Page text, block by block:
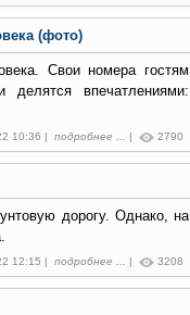
(фото)
Свои номера гостям
делятся впечатлениями:
10:36 | подробнее ... | 2790
дорогу. Однако, на
12:15 | подробнее ... | 3208